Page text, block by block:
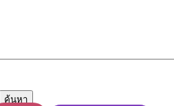
ค้นหา